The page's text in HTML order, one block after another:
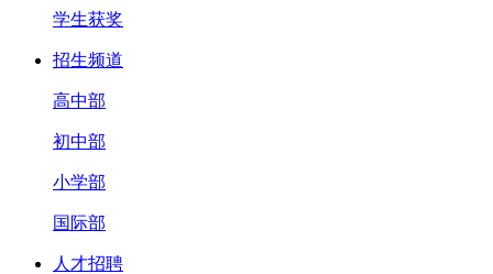
学生获奖
招生频道
高中部
初中部
小学部
国际部
人才招聘